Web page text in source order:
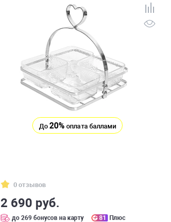
До20% оплата баллами
0 отзывов
2 690 руб.
до 269 бонусов на карту 81 Плюс